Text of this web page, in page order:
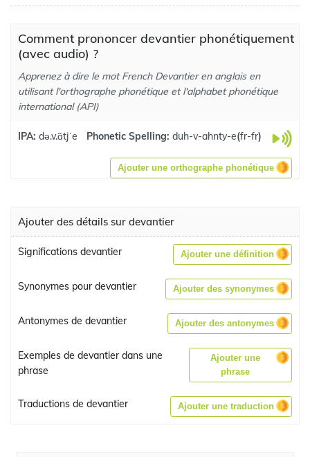
Comment prononcer devantier phonétiquement
(avec audio) ?
Apprenez à dire le mot French Devantier en anglais en
utilisant l'orthographe phonétique et l'alphabet phonétique
international (API)
IPA: də.v.ɑ̃tjˈe Phonetic Spelling: duh-v-ahnty-e(fr-fr)
Ajouter une orthographe phonétique
Ajouter des détails sur devantier
Significations devantier Ajouter une définition
Synonymes pour devantier Ajouter des synonymes
Antonymes de devantier Ajouter des antonymes
Exemples de devantier dans une
phrase
Ajouter une
phrase
Traductions de devantier Ajouter une traduction